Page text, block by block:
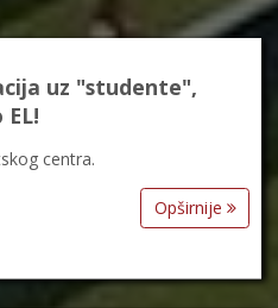
uz "studente",
centra.
Opširnije